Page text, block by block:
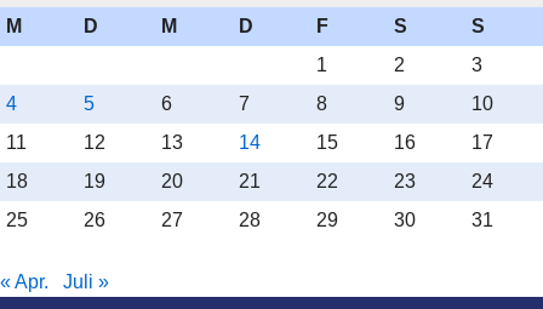
Christoph und Eva Gerth haben am Samstag beim TTC
den 2. Platz und bei den Senioren 1 C den 4. Platz von
jeweils 7 Paaren erreicht.
Senioren 2 C (6 Paare) gewonnen.
M
D M D F S
S
1
2
3
4
5 6 7 8 9
10
11
12 13 14 15 16
17
18
19 20 21 22 23
24
25
26 27 28 29 30 31
« Apr. Juli »